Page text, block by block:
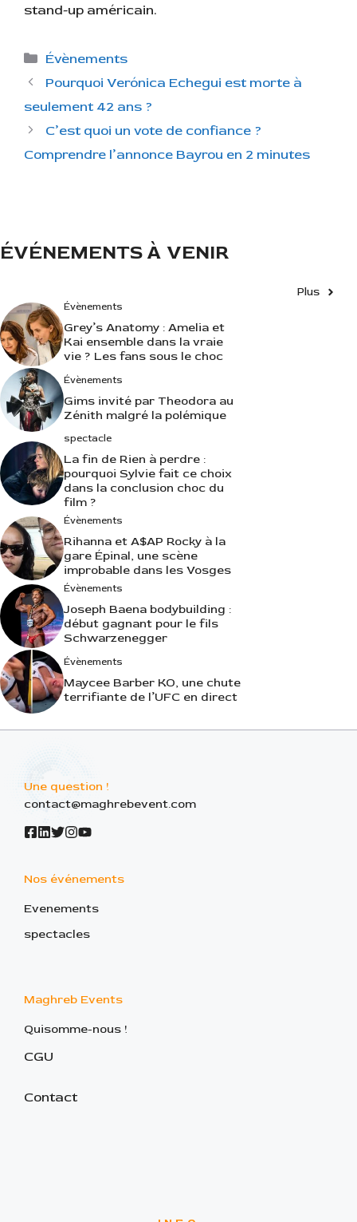
stand-up américain.
C
a
é
g
o
Évènements
Pourquoi Verónica Echegui est morte à
seulement 42 ans ?
C’est quoi un vote de confiance ?
Comprendre l’annonce Bayrou en 2 minutes
ÉVÉNEMENTS À VENIR
Plus
Évènements
Grey’s Anatomy : Amelia et
Kai ensemble dans la vraie
vie ? Les fans sous le choc
Évènements
Gims invité par Theodora au
Zénith malgré la polémique
spectacle
La fin de Rien à perdre :
pourquoi Sylvie fait ce choix
dans la conclusion choc du
film ?
Évènements
Rihanna et A$AP Rocky à la
gare Épinal, une scène
improbable dans les Vosges
Évènements
Joseph Baena bodybuilding :
début gagnant pour le fils
Schwarzenegger
Évènements
Maycee Barber KO, une chute
terrifiante de l’UFC en direct
Une question !
contact@maghrebevent.com
Nos événements
Evenements
spectacles
Maghreb Events
Quisomme-nous !
CGU
Contact